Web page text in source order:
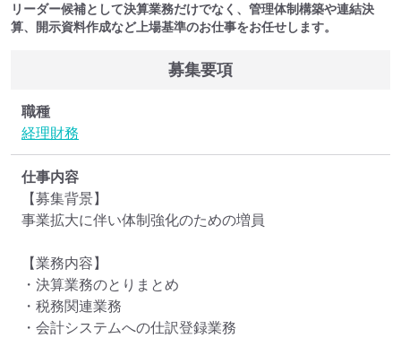
リーダー候補として決算業務だけでなく、管理体制構築や連結決
算、開示資料作成など上場基準のお仕事をお任せします。
募集要項
職種
経理財務
仕事内容
【募集背景】
事業拡大に伴い体制強化のための増員
【業務内容】
・決算業務のとりまとめ
・税務関連業務
・会計システムへの仕訳登録業務